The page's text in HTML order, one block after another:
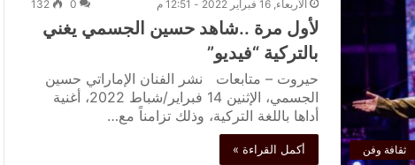
ثقافة وفن
الأربعاء, 16 فبراير 2022 - 12:51 م 0
132
لأول مرة ..شاهد حسين الجسمي يغني
بالتركية “فيديو”
حيروت – متابعات نشر الفنان الإماراتي حسين
الجسمي، الإثنين 14 فبراير/شباط 2022، أغنية
أداها باللغة التركية، وذلك تزامناً مع…
أكمل القراءة »